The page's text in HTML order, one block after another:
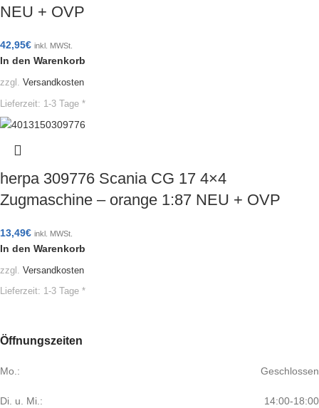
NEU + OVP
42,95€ inkl. MWSt.
In den Warenkorb
zzgl. Versandkosten
Lieferzeit: 1-3 Tage *
herpa 309776 Scania CG 17 4×4
Zugmaschine – orange 1:87 NEU + OVP
13,49€ inkl. MWSt.
In den Warenkorb
zzgl. Versandkosten
Lieferzeit: 1-3 Tage *
Öffnungszeiten
Mo.: Geschlossen
Di. u. Mi.: 14:00-18:00